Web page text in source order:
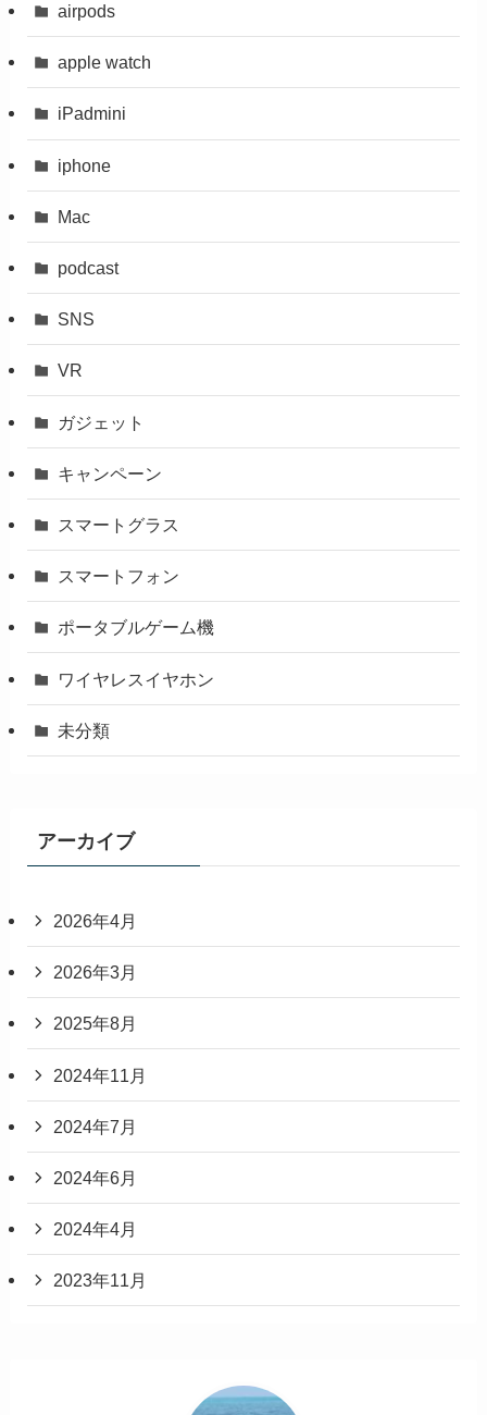
airpods
apple watch
iPadmini
iphone
Mac
podcast
SNS
VR
ガジェット
キャンペーン
スマートグラス
スマートフォン
ポータブルゲーム機
ワイヤレスイヤホン
未分類
アーカイブ
2026年4月
2026年3月
2025年8月
2024年11月
2024年7月
2024年6月
2024年4月
2023年11月